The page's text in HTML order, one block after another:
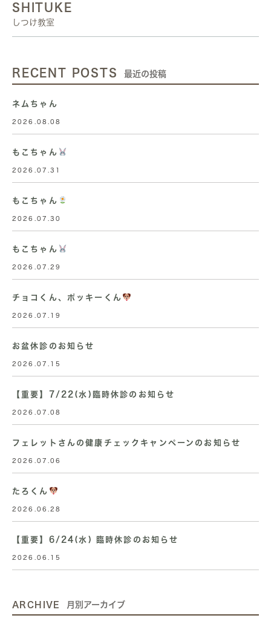
SHITUKE
しつけ教室
RECENT POSTS 最近の投稿
ネムちゃん
2026.08.08
もこちゃん
2026.07.31
もこちゃん
2026.07.30
もこちゃん
2026.07.29
チョコくん、ポッキーくん
2026.07.19
お盆休診のお知らせ
2026.07.15
【重要】7/22(水)臨時休診のお知らせ
2026.07.08
フェレットさんの健康チェックキャンペーンのお知らせ
2026.07.06
たろくん
2026.06.28
【重要】6/24(水) 臨時休診のお知らせ
2026.06.15
ARCHIVE 月別アーカイブ